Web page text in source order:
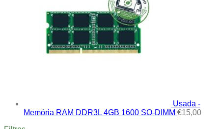
Usada -
Memória RAM DDR3L 4GB 1600 SO-DIMM €15,00